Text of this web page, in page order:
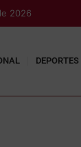
2026
DEPORTES